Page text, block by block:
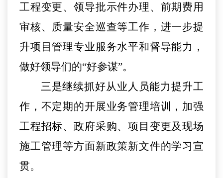
工程变更、领导批示件办理、前期费用
审核、质量安全巡查等工作，进一步提
升项目管理专业服务水平和督导能力，
做好领导们的“好参谋”。
三是继续抓好从业人员能力提升工
作，不定期的开展业务管理培训，加强
工程招标、政府采购、项目变更及现场
施工管理等方面新政策新文件的学习宣
贯。